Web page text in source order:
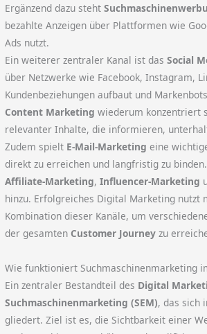
Ergänzend dazu steht
bezahlte Anzeigen über Plattformen wie
Ads nutzt.
Ein weiterer zentraler Kanal ist dasSocial
über Netzwerke wie Facebook, Instagram,
Kundenbeziehungen aufbaut und
Content Marketing wiederum konzentriert
relevanter Inhalte, die informieren,
Zudem spielt E-Mail-Marketing eine
direkt zu erreichen und langfristig zu
Affiliate-Marketing,Influencer-Marketing
hinzu. Erfolgreiches Digital Marketing nutzt
Kombination dieser Kanäle, um
der gesamten Customer Journey zu
Wie funktioniert Suchmaschinenmarketing
Ein zentraler Bestandteil des Digital
Suchmaschinenmarketing (SEM), das sich
gliedert. Ziel ist es, die Sichtbarkeit einer